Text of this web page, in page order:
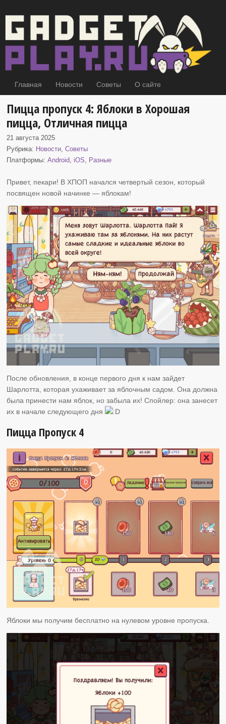
Главная Новости Советы О сайте
Пицца пропуск 4: Яблоки в Хорошая
пицца, Отличная пицца
21 августа 2025
Рубрика: Новости,Советы
Платформы:Android, iOS, Разные
Привет, пекари! В ХПОП начался четвертый сезон, который
посвящен новой начинке — яблокам!
После обновления, в конце первого дня к нам зайдет
Шарлотта, которая ухаживает за яблочным садом. Она должна
была принести нам яблок, но забыла их! Спойлер: она занесет
их в начале следующего дня
Пицца Пропуск 4
Яблоки мы получим бесплатно на нулевом уровне пропуска.